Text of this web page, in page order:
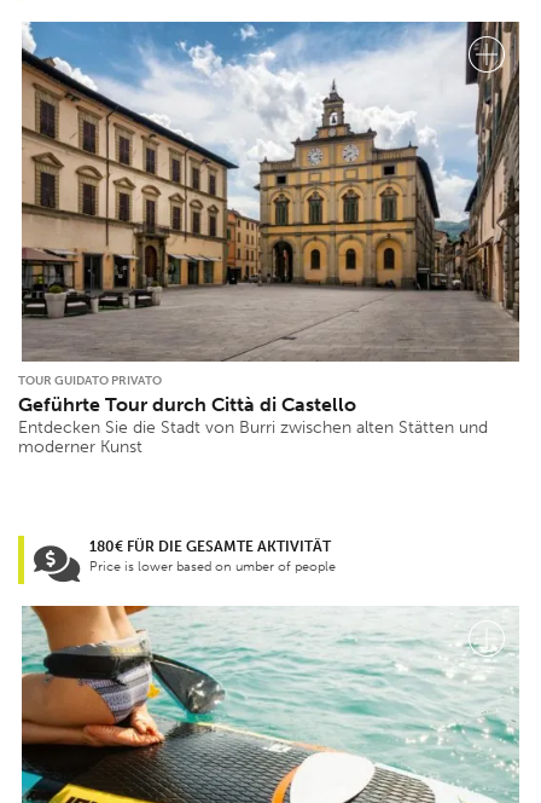
TOUR GUIDATO PRIVATO
Geführte Tour durch Città di Castello
Entdecken Sie die Stadt von Burri zwischen alten Stätten und
moderner Kunst
180€ FÜR DIE GESAMTE AKTIVITÄT
Price is lower based on umber of people